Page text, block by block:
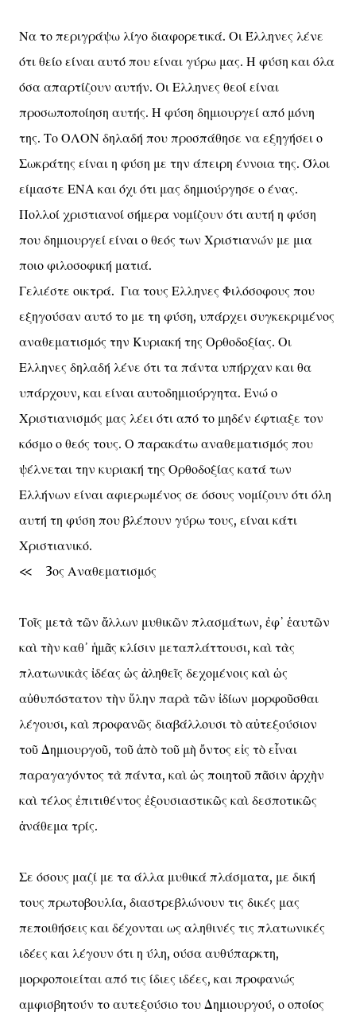
Να το περιγράψω λίγο διαφορετικά. Οι Έλληνες λένε
ότι θείο είναι αυτό που είναι γύρω μας. Η φύση και όλα
όσα απαρτίζουν αυτήν. Οι Ελληνες θεοί είναι
προσωποποίηση αυτής. Η φύση δημιουργεί από μόνη
της. Το ΟΛΟΝ δηλαδή που προσπάθησε να εξηγήσει ο
Σωκράτης είναι η φύση με την άπειρη έννοια της. Όλοι
είμαστε ΕΝΑ και όχι ότι μας δημιούργησε ο ένας.
Πολλοί χριστιανοί σήμερα νομίζουν ότι αυτή η φύση
που δημιουργεί είναι ο θεός των Χριστιανών με μια
ποιο φιλοσοφική ματιά.
Γελιέστε οικτρά. Για τους Ελληνες Φιλόσοφους που
εξηγούσαν αυτό το με τη φύση, υπάρχει συγκεκριμένος
αναθεματισμός την Κυριακή της Ορθοδοξίας. Οι
Ελληνες δηλαδή λένε ότι τα πάντα υπήρχαν και θα
υπάρχουν, και είναι αυτοδημιούργητα. Ενώ ο
Χριστιανισμός μας λέει ότι από το μηδέν έφτιαξε τον
κόσμο ο θεός τους. Ο παρακάτω αναθεματισμός που
ψέλνεται την κυριακή της Ορθοδοξίας κατά των
Ελλήνων είναι αφιερωμένος σε όσους νομίζουν ότι όλη
αυτή τη φύση που βλέπουν γύρω τους, είναι κάτι
Χριστιανικό.
<< 3ος Αναθεματισμός
Τοῖς μετὰ τῶν ἄλλων μυθικῶν πλασμάτων, ἐφ᾿ ἑαυτῶν
καὶ τὴν καθ᾿ ἡμᾶς κλίσιν μεταπλάττουσι, καὶ τὰς
πλατωνικὰς ἰδέας ὡς ἀληθεῖς δεχομένοις καὶ ὡς
αὐθυπόστατον τὴν ὕλην παρὰ τῶν ἰδίων μορφοῦσθαι
λέγουσι, καὶ προφανῶς διαβάλλουσι τὸ αὐτεξούσιον
τοῦ Δημιουργοῦ, τοῦ ἀπὸ τοῦ μὴ ὄντος εἰς τὸ εἶναι
παραγαγόντος τὰ πάντα, καὶ ὡς ποιητοῦ πᾶσιν ἀρχὴν
καὶ τέλος ἐπιτιθέντος ἐξουσιαστικῶς καὶ δεσποτικῶς
ἀνάθεμα τρίς.
Σε όσους μαζί με τα άλλα μυθικά πλάσματα, με δική
τους πρωτοβουλία, διαστρεβλώνουν τις δικές μας
πεποιθήσεις και δέχονται ως αληθινές τις πλατωνικές
ιδέες και λέγουν ότι η ύλη, ούσα αυθύπαρκτη,
μορφοποιείται από τις ίδιες ιδέες, και προφανώς
αμφισβητούν το αυτεξούσιο του Δημιουργού, ο οποίος